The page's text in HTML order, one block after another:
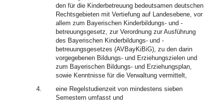
den für die Kinderbetreuung bedeutsamen deutschen
Rechtsgebieten mit Vertiefung auf Landesebene, vor
allem zum Bayerischen Kinderbildungs- und -
betreuungsgesetz, zur Verordnung zur Ausführung
des Bayerischen Kinderbildungs- und -
betreuungsgesetzes (AVBayKiBiG), zu den darin
vorgegebenen Bildungs- und Erziehungszielen und
zum Bayerischen Bildungs- und Erziehungsplan,
sowie Kenntnisse für die Verwaltung vermittelt,
4.
eine Regelstudienzeit von mindestens sieben
Semestern umfasst und